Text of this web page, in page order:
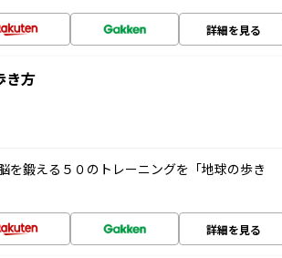
詳細を見る
き方
を鍛える５０のトレーニングを「地球の歩き
詳細を見る